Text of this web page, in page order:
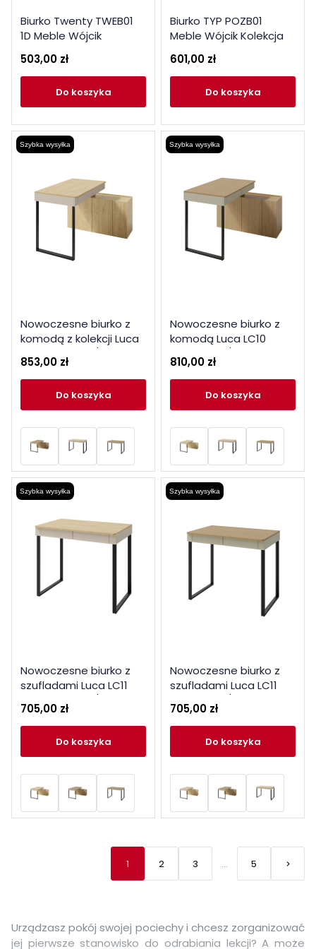
Biurko Twenty TWEB01
1D Meble Wójcik
503,00 zł
do koszyka
Biurko TYP POZB01
Meble Wójcik Kolekcja
601,00 zł
do koszyka
Szybka wysyłka
Nowoczesne biurko z
komodą z kolekcji Luca
olejowany
853,00 zł
do koszyka
Szybka wysyłka
Nowoczesne biurko z
komodą Luca LC10
dune
810,00 zł
do koszyka
Szybka wysyłka
Nowoczesne biurko z
szufladami Luca LC11
olejowany
705,00 zł
do koszyka
Szybka wysyłka
Nowoczesne biurko z
szufladami Luca LC11
dune
705,00 zł
do koszyka
1 2 3 … 5 keyboard_arrow_right
Urządzasz pokój swojej pociechy i chcesz zorganizować
jej pierwsze stanowisko do odrabiania lekcji? A może